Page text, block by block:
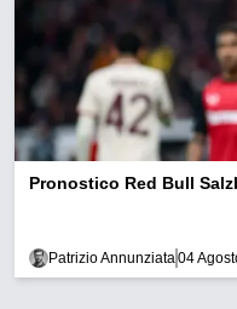
Pronostico Red Bull
Patrizio Annunziata04